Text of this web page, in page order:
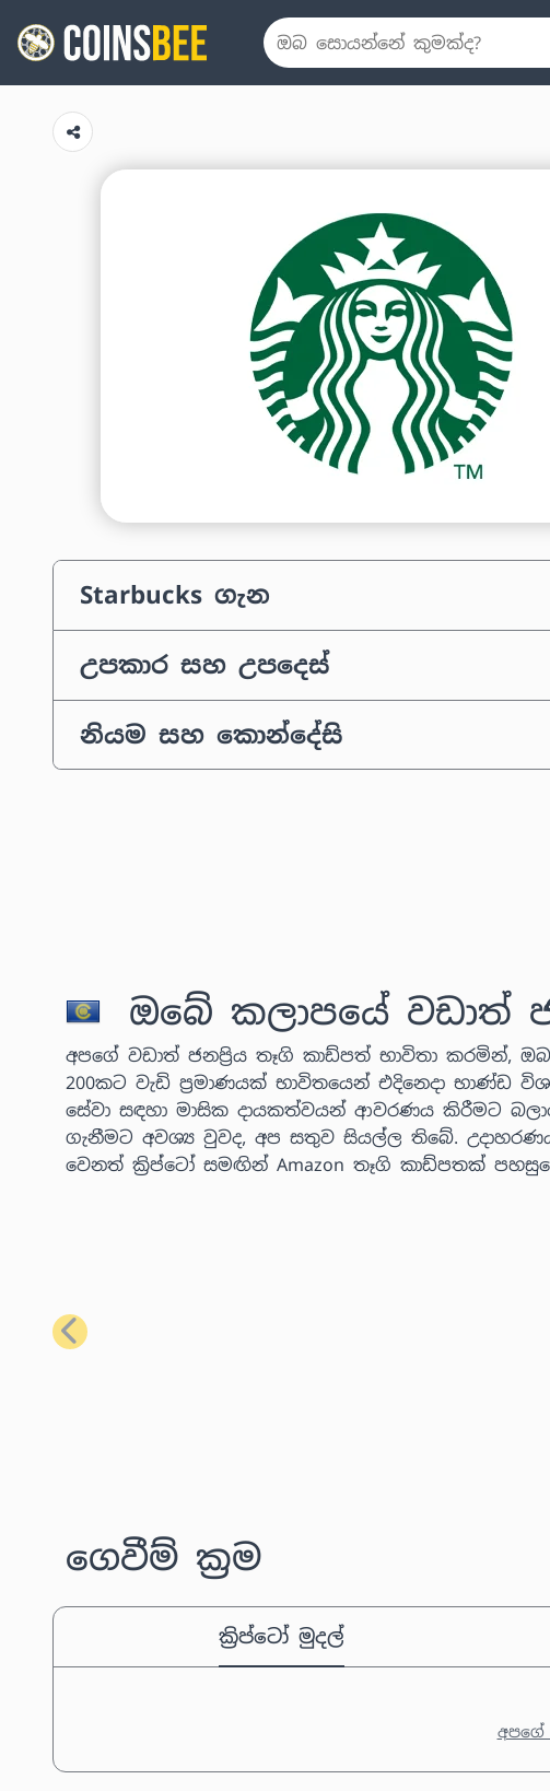
Starbucks ගැන
උපකාර සහ උපදෙස්
නියම සහ කොන්දේසි
ඔබේ කලාපයේ වඩාත්
අපගේ වඩාත් ජනප්‍රිය තෑගි කාඩ්පත් භාවිතා කරමින්,
200කට වැඩි ප්‍රමාණයක් භාවිතයෙන් එදිනෙදා භාණ්ඩ
සේවා සඳහා මාසික දායකත්වයන් ආවරණය කිරීමට
ගැනීමට අවශ්‍ය වුවද, අප සතුව සියල්ල තිබේ.
වෙනත් ක්‍රිප්ටෝ සමඟින් Amazon තෑගි කාඩ්පතක්
පෙර
ගෙවීම් ක්‍රම
ක්‍රිප්ටෝ මුදල්